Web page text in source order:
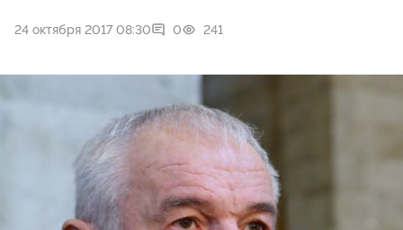
24 октября 2017 08:30 0 241